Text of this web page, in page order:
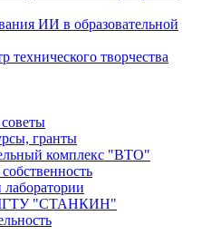
ИИ в образовательной
технического творчества
гранты
комплекс "ВТО"
"СТАНКИН"